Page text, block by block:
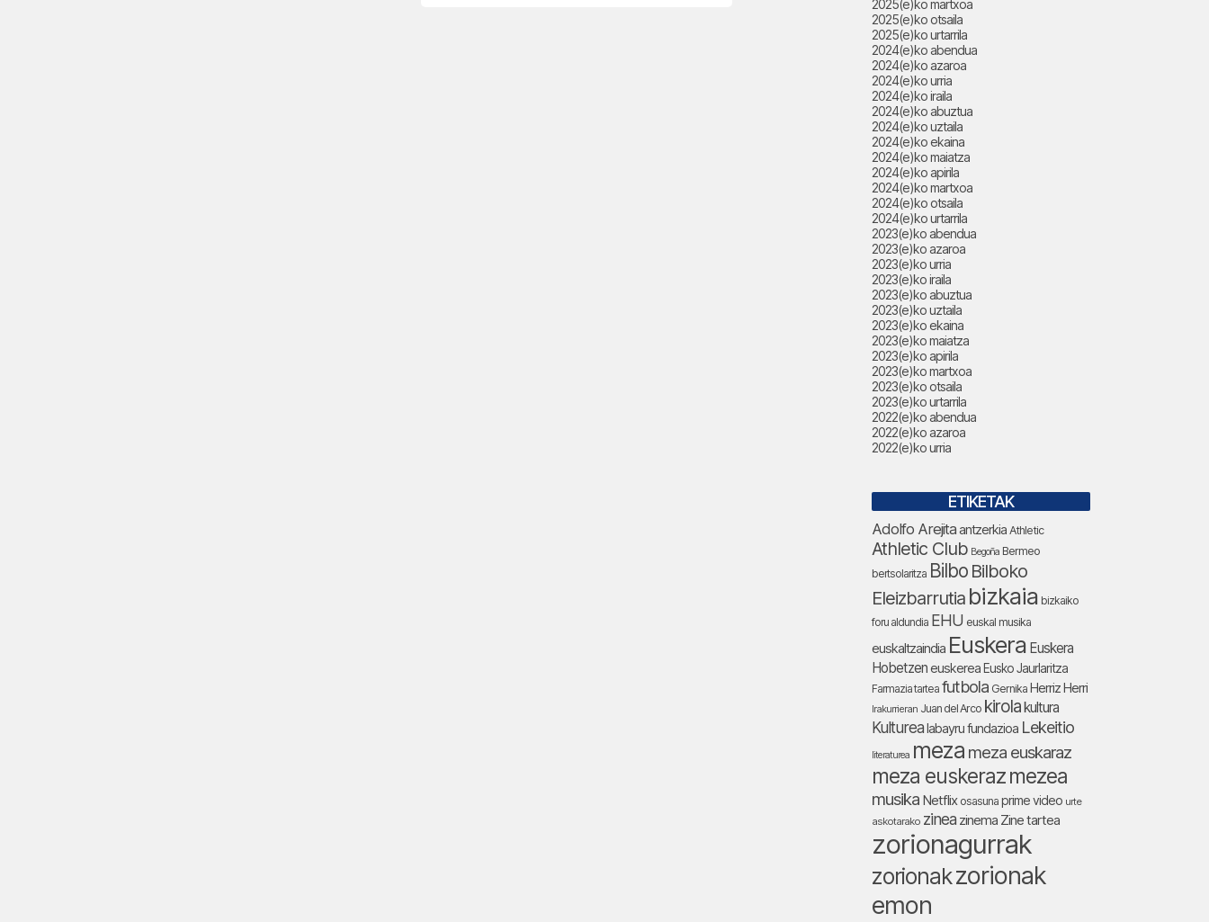
2025(e)ko martxoa
2025(e)ko otsaila
2025(e)ko urtarrila
2024(e)ko abendua
2024(e)ko azaroa
2024(e)ko urria
2024(e)ko iraila
2024(e)ko abuztua
2024(e)ko uztaila
2024(e)ko ekaina
2024(e)ko maiatza
2024(e)ko apirila
2024(e)ko martxoa
2024(e)ko otsaila
2024(e)ko urtarrila
2023(e)ko abendua
2023(e)ko azaroa
2023(e)ko urria
2023(e)ko iraila
2023(e)ko abuztua
2023(e)ko uztaila
2023(e)ko ekaina
2023(e)ko maiatza
2023(e)ko apirila
2023(e)ko martxoa
2023(e)ko otsaila
2023(e)ko urtarrila
2022(e)ko abendua
2022(e)ko azaroa
2022(e)ko urria
ETIKETAK
Adolfo Arejitaantzerkia Athletic
Athletic Club Begoña Bermeo
bertsolaritza Bilbo Bilboko
Eleizbarrutia bizkaia bizkaiko
foru aldundia EHU euskal musika
euskaltzaindia Euskera Euskera
Hobetzeneuskerea Eusko Jaurlaritza
Farmazia tartea futbola Gernika Herriz Herri
Irakurrieran Juan del Arco kirola kultura
Kulturealabayru fundazioa Lekeitio
literaturea meza meza euskaraz
meza euskerazmezea
musika Netflix osasuna prime video urte
askotarako zinea zinema Zine tartea
zorionagurrak
zorionakzorionak
emon